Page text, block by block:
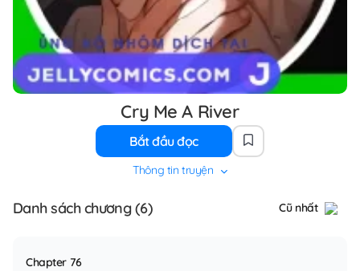
Cry Me A River
Bắt đầu đọc
Thông tin truyện
Danh sách chương (6) Cũ nhất
Chapter 76